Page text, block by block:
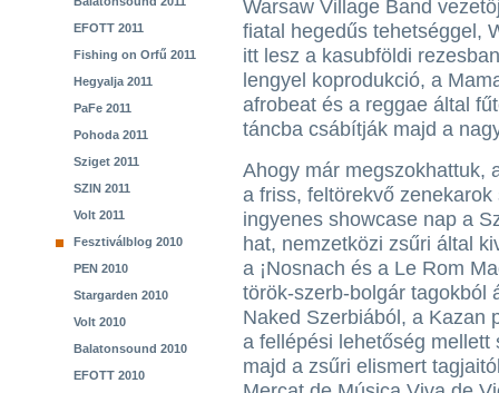
EFOTT 2011
Fishing on Orfű 2011
Hegyalja 2011
PaFe 2011
Pohoda 2011
Sziget 2011
SZIN 2011
Volt 2011
Fesztiválblog 2010
PEN 2010
Stargarden 2010
Volt 2010
Balatonsound 2010
EFOTT 2010
Warsaw Village Band
fiatal hegedűs tehetséggel,
itt lesz a kasubföldi
lengyel koprodukció, a
afrobeat és a reggae által
táncba csábítják majd a
Ahogy már megszokhattuk,
a friss, feltörekvő
ingyenes showcase nap a
hat, nemzetközi zsűri által
a ¡Nosnach és a Le Rom
török-szerb-bolgár tagokból
Naked Szerbiából, a Kazan
a fellépési lehetőség
majd a zsűri elismert